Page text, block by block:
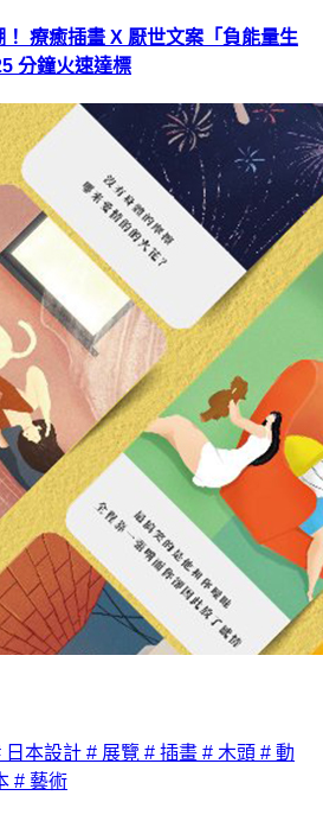
療癒插畫 X 厭世文案「負能量生
分鐘火速達標
日本設計 # 展覽 # 插畫 # 木頭 # 動
# 藝術